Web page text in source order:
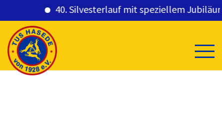
40. Silvesterlauf mit speziellem
content